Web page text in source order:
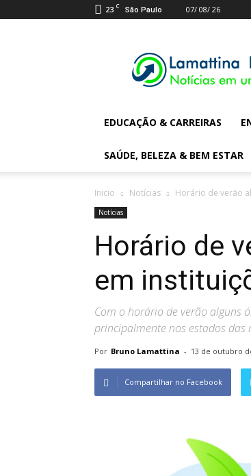
23 C São Paulo 07/ 08/ 26
Digital
News
EDUCAÇÃO & CARREIRAS
SAÚDE, BELEZA & BEM ESTAR
Inicio Notícias Horário de verão
Notícias
Horário de
em
Com o horário de verão alguns
principalmente nos estados das
Por Bruno Lamattina - 13 de outubro
Compartilhar no Facebook